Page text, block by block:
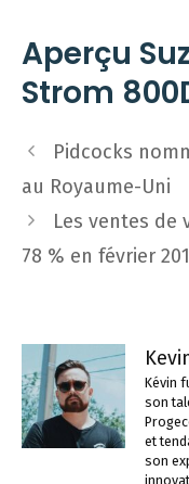
Aperçu
Strom
Navigation
des
Pidcocks
au Royaume-Uni
Les ventes de
78 % en février
Kévin
son
et
son